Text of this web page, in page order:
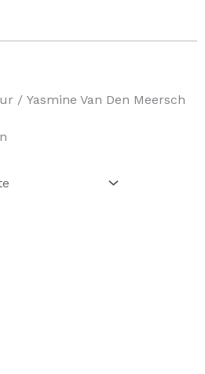
/ Yasmine Van Den Meersch
nieuwste